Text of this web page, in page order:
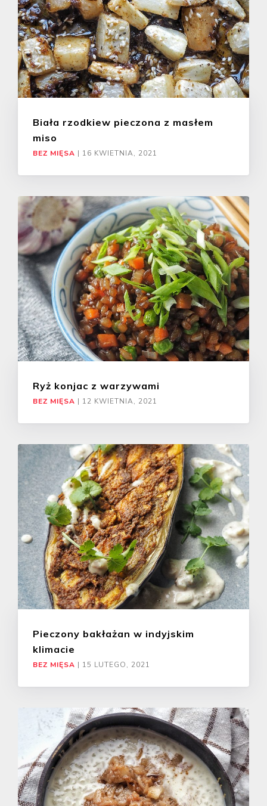
Biała rzodkiew pieczona z masłem
miso
BEZ MIĘSA | 16 KWIETNIA, 2021
Ryż konjac z warzywami
BEZ MIĘSA | 12 KWIETNIA, 2021
Pieczony bakłażan w indyjskim
klimacie
BEZ MIĘSA | 15 LUTEGO, 2021